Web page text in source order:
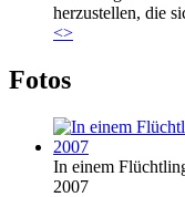
herzustellen, die
<>
Fotos
In einem
2007